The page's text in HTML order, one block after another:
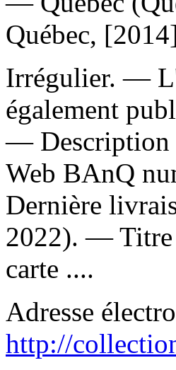
Québec,
Irrégulier. —
également
— Description
Web BAnQ
Dernière
2022). —
carte ....
Adresse
http://